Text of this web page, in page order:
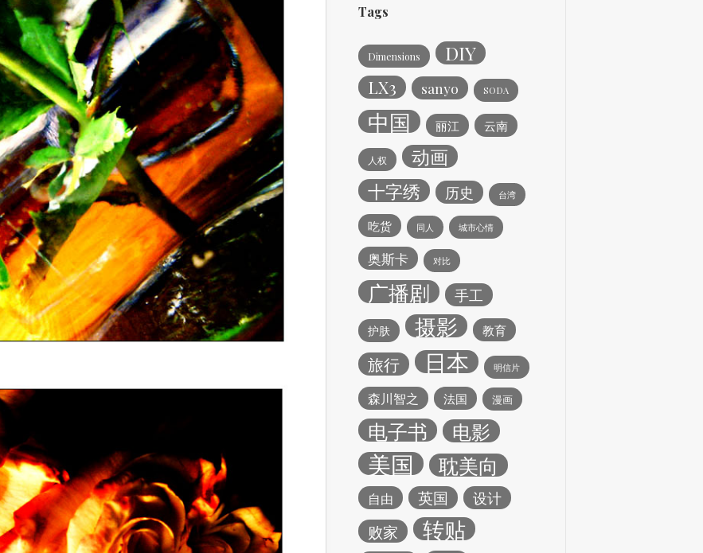
Tags
Dimensions DIY
LX3 sanyo SODA
中国 丽江 云南
人权 动画
十字绣 历史 台湾
吃货 同人 城市心情
奥斯卡 对比
广播剧 手工
护肤 摄影 教育
旅行 日本 明信片
森川智之 法国 漫画
电子书 电影
美国 耽美向
自由 英国 设计
败家 转贴